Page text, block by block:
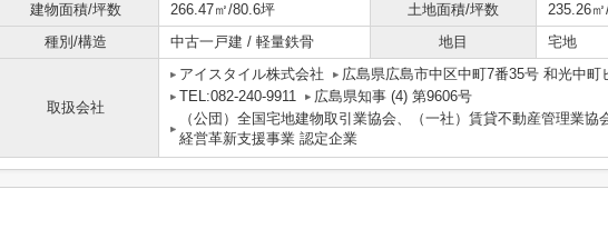
建物面積/坪数
266.47㎡/80.6坪 土地面積/坪数
235.26
種別/構造
中古一戸建 / 軽量鉄骨 地目 宅地
取扱会社
アイスタイル株式会社
広島県広島市中区中町7番35号 和光中町
TEL:082-240-9911
広島県知事 (4) 第9606号
（公団）全国宅地建物取引業協会、（一社）賃貸不動産管理業協
経営革新支援事業 認定企業